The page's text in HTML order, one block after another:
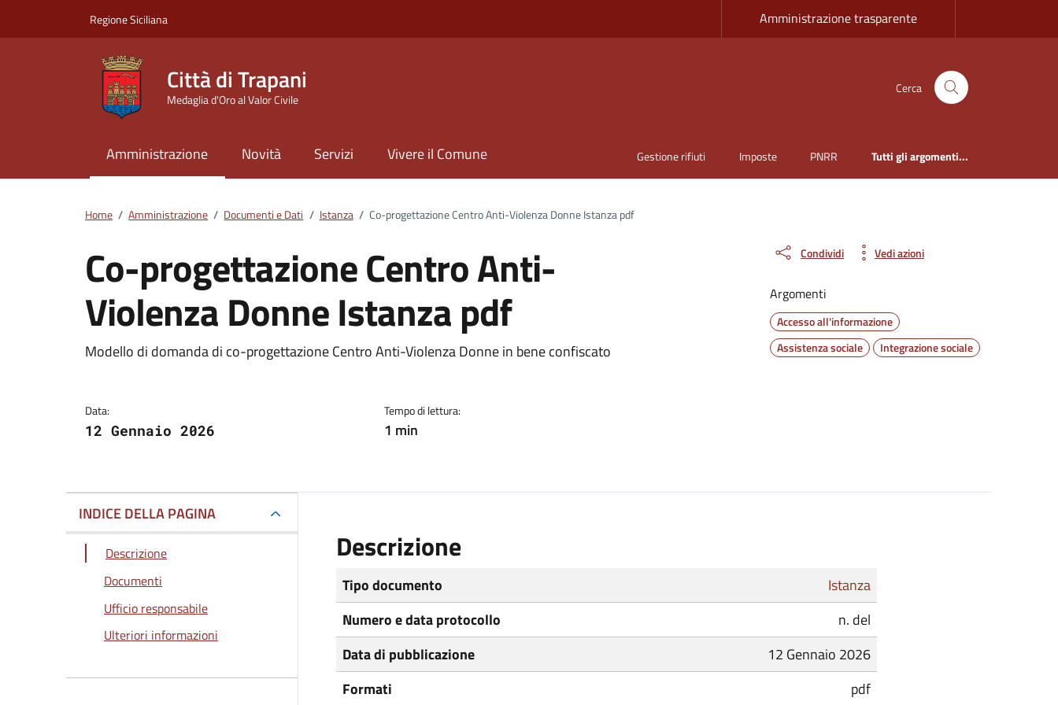
Regione Siciliana Amministrazione trasparente
Città di Trapani
Medaglia d'Oro al Valor Civile
Cerca
Amministrazione Novità Servizi Vivere il Comune Gestione rifiuti Imposte PNRR Tutti gli argomenti...
Home / Amministrazione / Documenti e Dati / Istanza / Co-progettazione Centro Anti-Violenza Donne Istanza pdf
Co-progettazione Centro Anti-
Violenza Donne Istanza pdf
Dettagli del documento
Modello di domanda di co-progettazione Centro Anti-Violenza Donne in bene confiscato
Data:
12 Gennaio 2026
Tempo di lettura:
1 min
Condividi Vedi azioni
Argomenti
Accesso all'informazione
Assistenza sociale
Integrazione sociale
INDICE DELLA PAGINA
Descrizione
Documenti
Ufficio responsabile
Ulteriori informazioni
Descrizione
Tipo documento
Istanza
Numero e data protocollo
n. del
Data di pubblicazione
12 Gennaio 2026
Formati
pdf